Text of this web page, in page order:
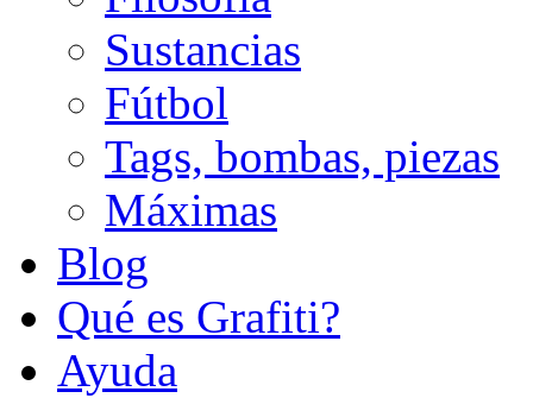
Sustancias
Fútbol
Tags, bombas, piezas
Máximas
Blog
Qué es Grafiti?
Ayuda